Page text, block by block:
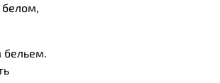
белом,
бельем.